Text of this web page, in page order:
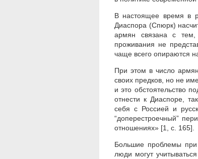
В настоящее время в
Диаспора (Спюрк)
армян связана с тем,
проживания не
чаще всего опираются
При этом в число
своих предков, но не
и это обстоятельство
отнести к Диаспоре,
себя с Россией и
“доперестроечный”
отношениях» [1, с. 165].
Большие проблемы
люди могут